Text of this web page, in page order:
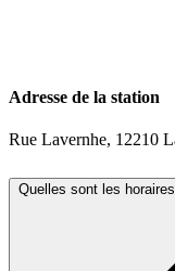
Adresse de la station
Rue Lavernhe, 12210
Quelles sont les